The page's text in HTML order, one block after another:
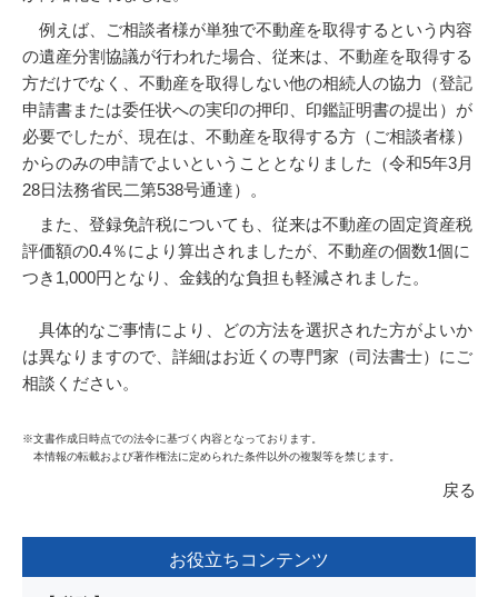
例えば、ご相談者様が単独で不動産を取得するという内容
の遺産分割協議が行われた場合、従来は、不動産を取得する
方だけでなく、不動産を取得しない他の相続人の協力（登記
申請書または委任状への実印の押印、印鑑証明書の提出）が
必要でしたが、現在は、不動産を取得する方（ご相談者様）
からのみの申請でよいということとなりました（令和5年3月
28日法務省民二第538号通達）。
また、登録免許税についても、従来は不動産の固定資産税
評価額の0.4％により算出されましたが、不動産の個数1個に
つき1,000円となり、金銭的な負担も軽減されました。
具体的なご事情により、どの方法を選択された方がよいか
は異なりますので、詳細はお近くの専門家（司法書士）にご
相談ください。
※文書作成日時点での法令に基づく内容となっております。
本情報の転載および著作権法に定められた条件以外の複製等を禁じます。
戻る
お役立ちコンテンツ